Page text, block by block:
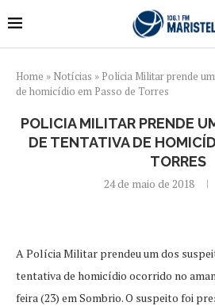
Home » Notícias » Policia Militar prende
de homicídio em Passo de Torres
POLICIA MILITAR PRENDE
DE TENTATIVA DE
TORRES
24 de maio de 2018
A Polícia Militar prendeu um dos
tentativa de homicídio ocorrido no
feira (23) em Sombrio. O suspeito foi